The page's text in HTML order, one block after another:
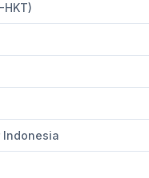
HKT)
Indonesia